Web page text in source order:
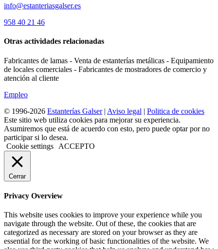
info@estanteriasgalser.es
958 40 21 46
Otras actividades relacionadas
Fabricantes de lamas - Venta de estanterías metálicas - Equipamiento
de locales comerciales - Fabricantes de mostradores de comercio y
atención al cliente
Empleo
© 1996-2026 Estanterías Galser| Aviso legal | Politica de cookies
Este sitio web utiliza cookies para mejorar su experiencia.
Asumiremos que está de acuerdo con esto, pero puede optar por no
participar si lo desea.
Cookie settings
ACCEPTO
Cerrar
Privacy Overview
This website uses cookies to improve your experience while you
navigate through the website. Out of these, the cookies that are
categorized as necessary are stored on your browser as they are
essential for the working of basic functionalities of the website. We